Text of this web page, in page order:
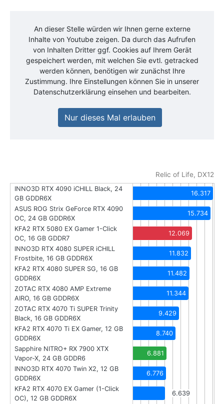
An dieser Stelle würden wir Ihnen gerne externe
Inhalte von Youtube zeigen. Da durch das Aufrufen
von Inhalten Dritter ggf. Cookies auf Ihrem Gerät
gespeichert werden, mit welchen Sie evtl. getracked
werden können, benötigen wir zunächst Ihre
Zustimmung. Ihre Einstellungen können Sie in unserer
Datenschutzerklärung einsehen und bearbeiten.
Nur dieses Mal erlauben
Relic of Life, DX12
INNO3D RTX 4090 iCHILL Black, 24
GB GDDR6X
16.317
ASUS ROG Strix GeForce RTX 4090
OC, 24 GB GDDR6X
15.734
KFA2 RTX 5080 EX Gamer 1-Click
OC, 16 GB GDDR7
12.069
INNO3D RTX 4080 SUPER iCHILL
Frostbite, 16 GB GDDR6X
11.832
KFA2 RTX 4080 SUPER SG, 16 GB
GDDR6X
11.482
ZOTAC RTX 4080 AMP Extreme
AIRO, 16 GB GDDR6X
11.344
ZOTAC RTX 4070 Ti SUPER Trinity
Black, 16 GB GDDR6X
9.429
KFA2 RTX 4070 Ti EX Gamer, 12 GB
GDDR6X
8.740
Sapphire NITRO+ RX 7900 XTX
Vapor-X, 24 GB GDDR6
6.881
INNO3D RTX 4070 Twin X2, 12 GB
GDDR6X
6.776
KFA2 RTX 4070 EX Gamer (1-Click
OC), 12 GB GDDR6X
6.639